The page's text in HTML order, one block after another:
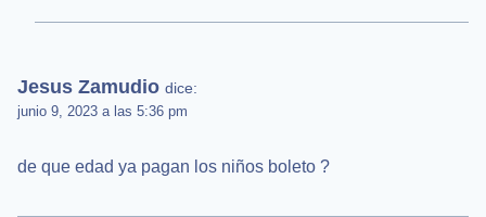
Jesus Zamudio dice:
junio 9, 2023 a las 5:36 pm
de que edad ya pagan los niños boleto ?